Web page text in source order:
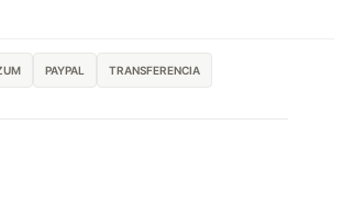
PAYPAL TRANSFERENCIA